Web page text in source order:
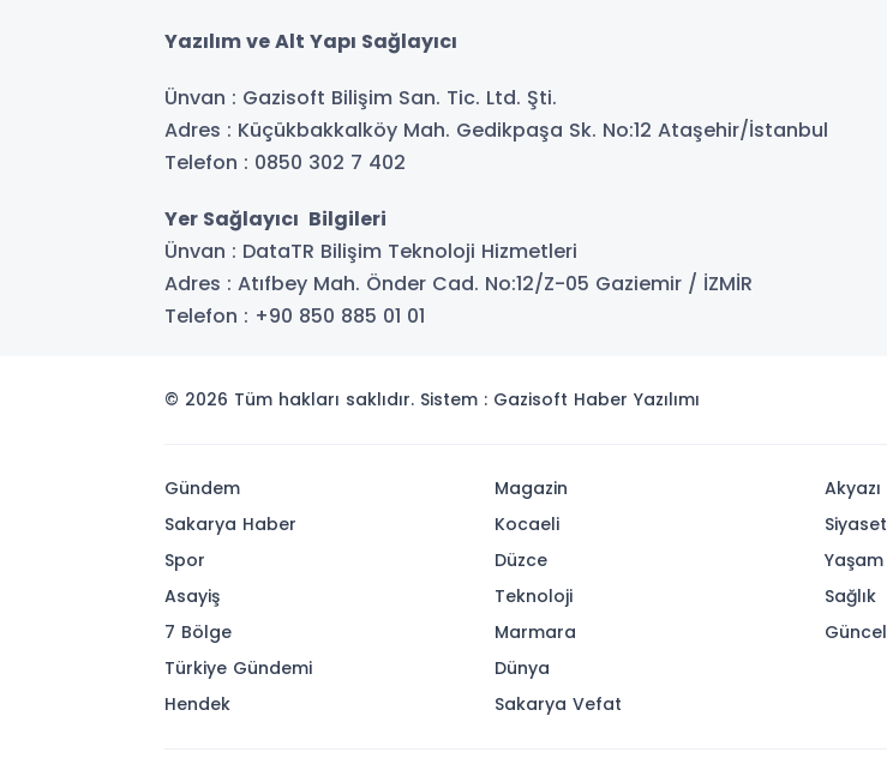
Yazılım ve Alt Yapı Sağlayıcı
Ünvan : Gazisoft Bilişim San. Tic. Ltd. Şti.
Adres : Küçükbakkalköy Mah. Gedikpaşa Sk. No:12 Ataşehir/İstanbul
Telefon : 0850 302 7 402
Yer Sağlayıcı Bilgileri
Ünvan : DataTR Bilişim Teknoloji Hizmetleri
Adres : Atıfbey Mah. Önder Cad. No:12/Z-05 Gaziemir / İZMİR
Telefon : +90 850 885 01 01
© 2026 Tüm hakları saklıdır. Sistem : Gazisoft Haber Yazılımı
Gündem
Sakarya Haber
Spor
Asayiş
7 Bölge
Türkiye Gündemi
Hendek
Magazin
Kocaeli
Düzce
Teknoloji
Marmara
Dünya
Sakarya Vefat
Akyazı
Siyaset
Yaşam
Sağlık
Güncel